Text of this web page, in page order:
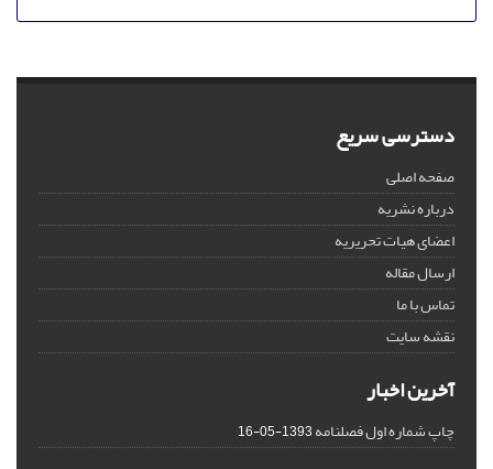
دسترسی سریع
صفحه اصلی
درباره نشریه
اعضای هیات تحریریه
ارسال مقاله
تماس با ما
نقشه سایت
آخرین اخبار
چاپ شماره اول فصلنامه1393-05-16